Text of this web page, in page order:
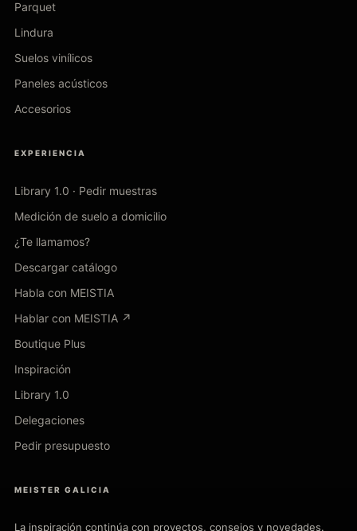
Parquet
Lindura
Suelos vinílicos
Paneles acústicos
Accesorios
EXPERIENCIA
Library 1.0 · Pedir muestras
Medición de suelo a domicilio
¿Te llamamos?
Descargar catálogo
Habla con MEISTIA
Hablar con MEISTIA ↗
Boutique Plus
Inspiración
Library 1.0
Delegaciones
Pedir presupuesto
MEISTER GALICIA
La inspiración continúa con proyectos, consejos y novedades.